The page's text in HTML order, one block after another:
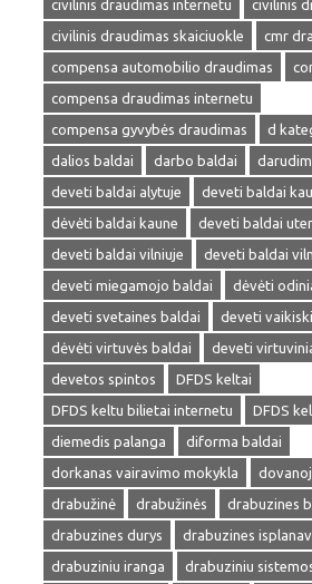
civilinis draudimas internetu
civilinis
civilinis draudimas skaiciuokle
cmr
compensa automobilio draudimas
compensa draudimas internetu
compensa gyvybės draudimas
d
dalios baldai
darbo baldai
deveti baldai alytuje
deveti baldai
dėvėti baldai kaune
deveti baldai
deveti baldai vilniuje
deveti baldai
deveti miegamojo baldai
dėvėti
deveti svetaines baldai
deveti
dėvėti virtuvės baldai
deveti
devetos spintos
DFDS keltai
DFDS keltu bilietai internetu
DFDS
diemedis palanga
diforma baldai
dorkanas vairavimo mokykla
drabužinė
drabužinės
drabuzines
drabuzines durys
drabuzines
drabuziniu iranga
drabuziniu